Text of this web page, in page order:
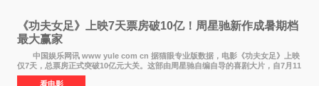
《功夫女足》上映7天票房破10亿！周星驰新作成暑期档
最大赢家
中国娱乐网讯 www yule com cn 据猫眼专业版数据，电影《功夫女足》上映
仅7天，总票房正式突破10亿元大关。这部由周星驰自编自导的喜剧大片，自7月11
日公映以来便展现出惊人的市场统治力。
看电影